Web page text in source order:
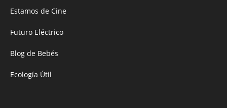
Estamos de Cine
Futuro Eléctrico
Blog de Bebés
Ecología Útil